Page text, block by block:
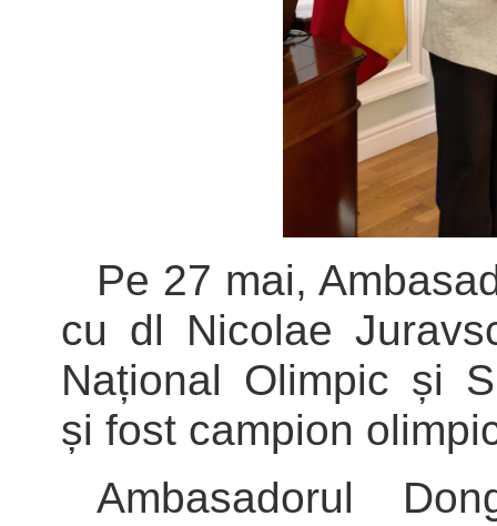
Pe 27 mai,
cu dl Nicolae
Național Olimpic și
și fost campion
Ambasadorul